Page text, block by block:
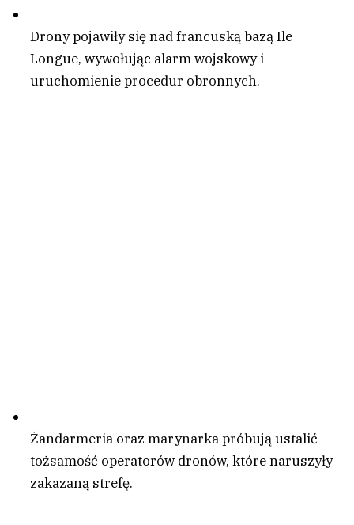
Drony pojawiły się nad francuską bazą Ile
Longue, wywołując alarm wojskowy i
uruchomienie procedur obronnych.
Żandarmeria oraz marynarka próbują ustalić
tożsamość operatorów dronów, które naruszyły
zakazaną strefę.